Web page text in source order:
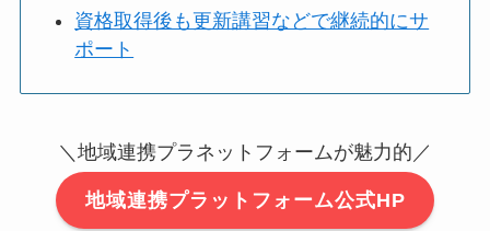
資格取得後も更新講習などで継続的にサ
ポート
＼地域連携プラネットフォームが魅力的／
地域連携プラットフォーム公式HP